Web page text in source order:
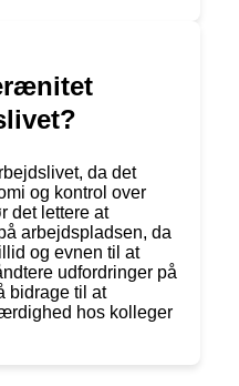
da det
og kontrol over
det lettere at
arbejdspladsen, da
og evnen til at
udfordringer på
bidrage til at
hos kolleger